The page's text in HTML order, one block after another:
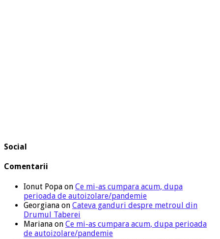
Social
Comentarii
Ionut Popa on Ce mi-as cumpara acum, dupa
perioada de autoizolare/pandemie
Georgiana on Cateva ganduri despre metroul din
Drumul Taberei
Mariana on Ce mi-as cumpara acum, dupa perioada
de autoizolare/pandemie